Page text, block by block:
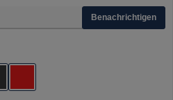
Benachrichtigen